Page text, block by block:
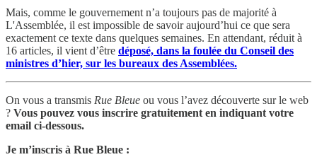
Mais, comme le gouvernement n’a toujours pas de majorité à
L'Assemblée, il est impossible de savoir aujourd’hui ce que sera
exactement ce texte dans quelques semaines. En attendant, réduit à
16 articles, il vient d’être déposé, dans la foulée du Conseil des
ministres d’hier, sur les bureaux des Assemblées.
On vous a transmis Rue Bleue ou vous l’avez découverte sur le web
? Vous pouvez vous inscrire gratuitement en indiquant votre
email ci-dessous.
Je m’inscris à Rue Bleue :